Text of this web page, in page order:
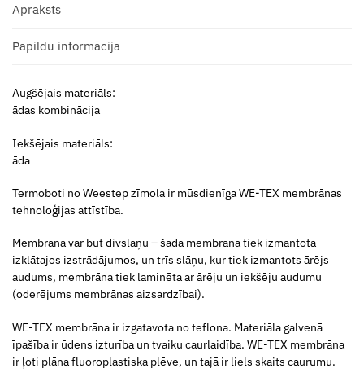
Apraksts
Papildu informācija
Augšējais materiāls:
ādas kombinācija
Iekšējais materiāls:
āda
Termoboti no Weestep zīmola ir mūsdienīga WE-TEX membrānas
tehnoloģijas attīstība.
Membrāna var būt divslāņu – šāda membrāna tiek izmantota
izklātajos izstrādājumos, un trīs slāņu, kur tiek izmantots ārējs
audums, membrāna tiek laminēta ar ārēju un iekšēju audumu
(oderējums membrānas aizsardzībai).
WE-TEX membrāna ir izgatavota no teflona. Materiāla galvenā
īpašība ir ūdens izturība un tvaiku caurlaidība. WE-TEX membrāna
ir ļoti plāna fluoroplastiska plēve, un tajā ir liels skaits caurumu.